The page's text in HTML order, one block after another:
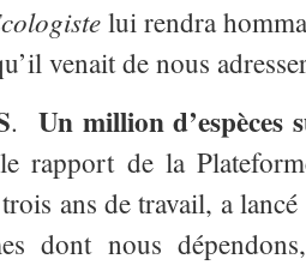
lui rendra
venait de nous
. Un million
rapport de la
ans de travail, a
dont nous